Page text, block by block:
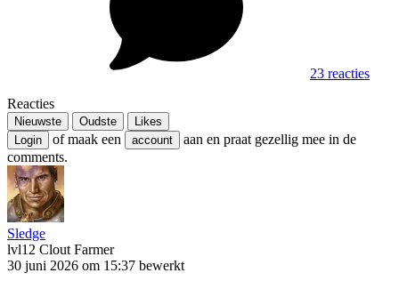
23 reacties
Reacties
Nieuwste Oudste
Likes
Login
of maak een account
aan en praat gezellig mee in de
comments.
Sledge
lvl12 Clout Farmer
30 juni 2026 om 15:37 bewerkt